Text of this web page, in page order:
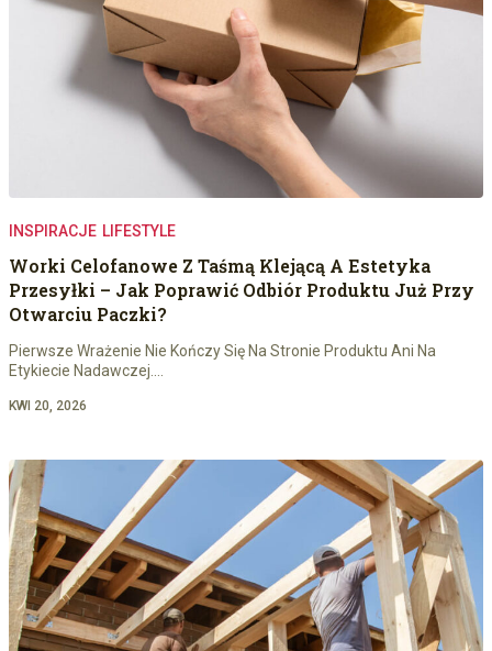
INSPIRACJE LIFESTYLE
Worki Celofanowe Z Taśmą Klejącą A Estetyka
Przesyłki – Jak Poprawić Odbiór Produktu Już Przy
Otwarciu Paczki?
Pierwsze Wrażenie Nie Kończy Się Na Stronie Produktu Ani Na
Etykiecie Nadawczej.…
KWI 20, 2026